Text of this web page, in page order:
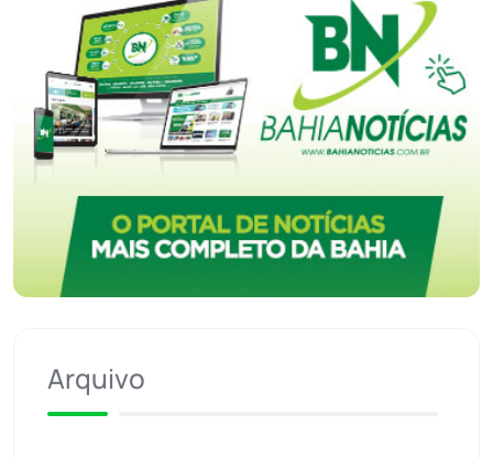
Arquivo